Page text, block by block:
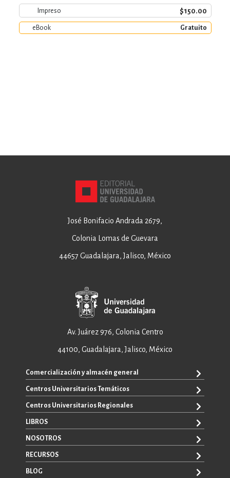
Impreso $150.00
eBook Gratuito
José Bonifacio Andrada 2679,
Colonia Lomas de Guevara
44657 Guadalajara, Jalisco, México
Av. Juárez 976, Colonia Centro
44100, Guadalajara, Jalisco, México
Comercialización y almacén general
ventas@editorial.udg.mx
WhatsApp: +52 33 1433 6869
Centros Universitarios Temáticos
CUAAD
CUCEA
CUCBA
CUCEI
CUCSH
Centros Universitarios Regionales
CUAAD
CUCBA
CUCOSTA
CUCHAPALA
LIBROS
TODOS LOS LIBROS
E-BOOKS
NOSOTROS
SOBRE NOSOTROS
CONTACTO
RECURSOS
PROMOCIONALES
BLOG